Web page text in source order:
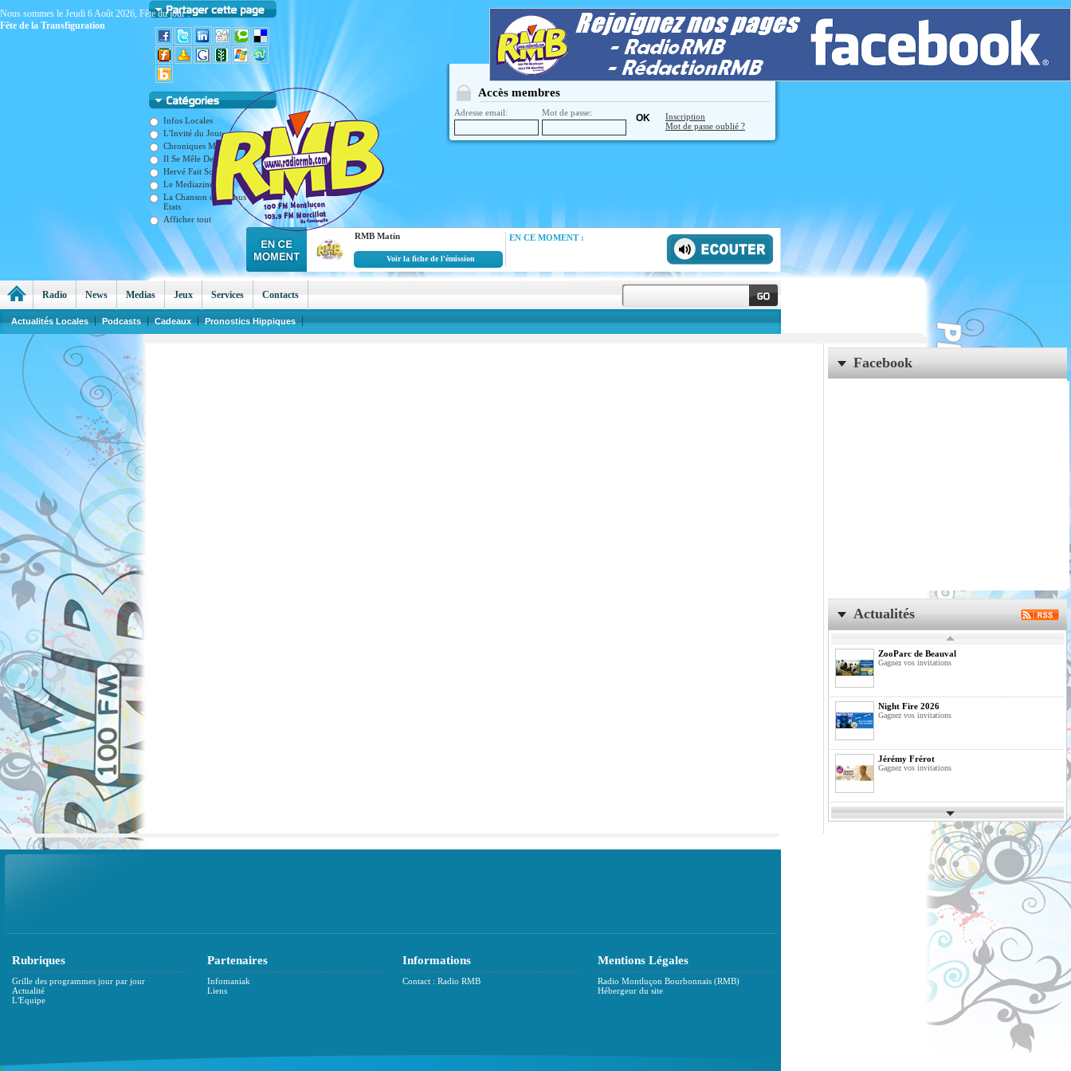
Infos Locales
L'Invité du Jour
Chroniques Matinales
Il Se Mêle De Tout
Hervé Fait Son Cinéma
Le Mediazine
La Chanson dans Tous ses
Etats
Afficher tout
Facebook
Actualités
ZooParc de Beauval
Gagnez vos invitations
Night Fire 2026
Gagnez vos invitations
Jérémy Frérot
Gagnez vos invitations
Parcs d'Attractions et de Loisirs 2026
Gagnez vos invitations
Festimusic 2026
Gagnez vos invitations
En Route pour les Vacances Saison 10
Pack de Livres
Agrandissez votre bibliothèque
Rubriques
Grille des programmes jour par jour
Actualité
L'Equipe
Partenaires
Infomaniak
Liens
Informations
Contact : Radio RMB
Mentions Légales
Radio Montluçon Bourbonnais (RMB)
Hébergeur du site
RMB Matin
Voir la fiche de l'émission
EN CE MOMENT :
Accès membres
Adresse email: Mot de passe:
Inscription
Mot de passe oublié ?
Radio News Medias Jeux Services Contacts
Actualités Locales Podcasts Cadeaux Pronostics Hippiques
Nous sommes le Jeudi 6 Août 2026, Fête du jour :
Fête de la Transfiguration